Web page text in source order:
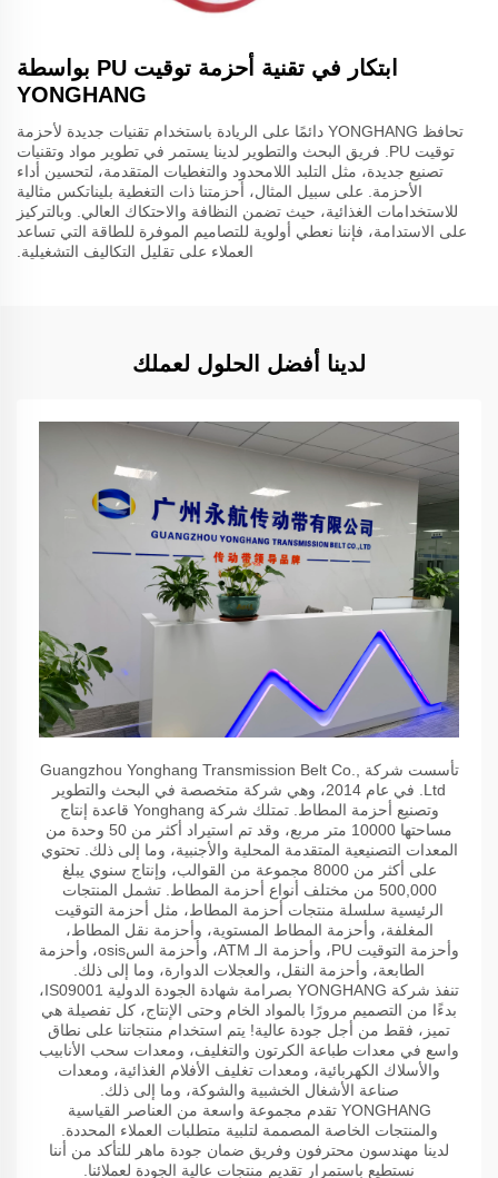
ابتكار في تقنية أحزمة توقيت PU بواسطة
YONGHANG
تحافظ YONGHANG دائمًا على الريادة باستخدام تقنيات جديدة لأحزمة
توقيت PU. فريق البحث والتطوير لدينا يستمر في تطوير مواد وتقنيات
تصنيع جديدة، مثل التلبد اللامحدود والتغطيات المتقدمة، لتحسين أداء
الأحزمة. على سبيل المثال، أحزمتنا ذات التغطية بليناتكس مثالية
للاستخدامات الغذائية، حيث تضمن النظافة والاحتكاك العالي. وبالتركيز
على الاستدامة، فإننا نعطي أولوية للتصاميم الموفرة للطاقة التي تساعد
العملاء على تقليل التكاليف التشغيلية.
لدينا أفضل الحلول لعملك
تأسست شركة Guangzhou Yonghang Transmission Belt Co.,
Ltd. في عام 2014، وهي شركة متخصصة في البحث والتطوير
وتصنيع أحزمة المطاط. تمتلك شركة Yonghang قاعدة إنتاج
مساحتها 10000 متر مربع، وقد تم استيراد أكثر من 50 وحدة من
المعدات التصنيعية المتقدمة المحلية والأجنبية، وما إلى ذلك. تحتوي
على أكثر من 8000 مجموعة من القوالب، وإنتاج سنوي يبلغ
500,000 من مختلف أنواع أحزمة المطاط. تشمل المنتجات
الرئيسية سلسلة منتجات أحزمة المطاط، مثل أحزمة التوقيت
المغلفة، وأحزمة المطاط المستوية، وأحزمة نقل المطاط،
وأحزمة التوقيت PU، وأحزمة الـ ATM، وأحزمة السosis، وأحزمة
الطابعة، وأحزمة النقل، والعجلات الدوارة، وما إلى ذلك.
تنفذ شركة YONGHANG بصرامة شهادة الجودة الدولية IS09001،
بدءًا من التصميم مرورًا بالمواد الخام وحتى الإنتاج، كل تفصيلة هي
تميز، فقط من أجل جودة عالية! يتم استخدام منتجاتنا على نطاق
واسع في معدات طباعة الكرتون والتغليف، ومعدات سحب الأنابيب
والأسلاك الكهربائية، ومعدات تغليف الأفلام الغذائية، ومعدات
صناعة الأشغال الخشبية والشوكة، وما إلى ذلك.
YONGHANG تقدم مجموعة واسعة من العناصر القياسية
والمنتجات الخاصة المصممة لتلبية متطلبات العملاء المحددة.
لدينا مهندسون محترفون وفريق ضمان جودة ماهر للتأكد من أننا
نستطيع باستمرار تقديم منتجات عالية الجودة لعملائنا.